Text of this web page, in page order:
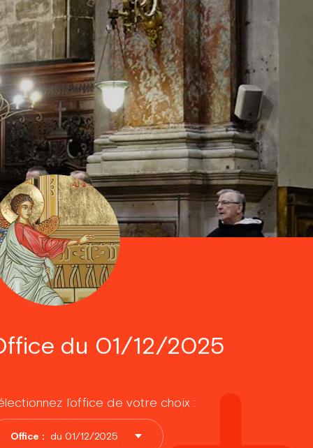
du 01/12/2025
l’office de votre choix :
Office : du 01/12/2025